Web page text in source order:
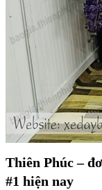
Thiên Phúc –
#1 hiện nay